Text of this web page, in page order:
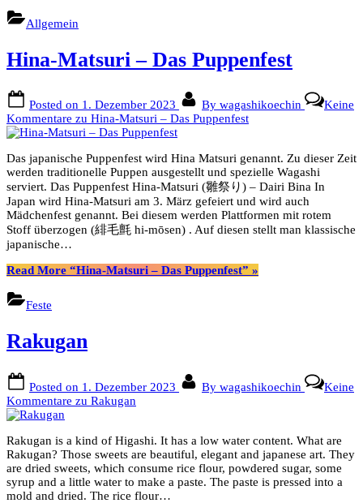
Allgemein
Hina-Matsuri – Das Puppenfest
Posted on 1. Dezember 2023 By wagashikoechin
Keine
Kommentare zu Hina-Matsuri – Das Puppenfest
Das japanische Puppenfest wird Hina Matsuri genannt. Zu dieser Zeit
werden traditionelle Puppen ausgestellt und spezielle Wagashi
serviert. Das Puppenfest Hina-Matsuri (雛祭り) – Dairi Bina In
Japan wird Hina-Matsuri am 3. März gefeiert und wird auch
Mädchenfest genannt. Bei diesem werden Plattformen mit rotem
Stoff überzogen (緋毛氈 hi-mōsen) . Auf diesen stellt man klassische
japanische…
Read More “Hina-Matsuri – Das Puppenfest” »
Feste
Rakugan
Posted on 1. Dezember 2023 By wagashikoechin
Keine
Kommentare zu Rakugan
Rakugan is a kind of Higashi. It has a low water content. What are
Rakugan? Those sweets are beautiful, elegant and japanese art. They
are dried sweets, which consume rice flour, powdered sugar, some
syrup and a little water to make a paste. The paste is pressed into a
mold and dried. The rice flour…